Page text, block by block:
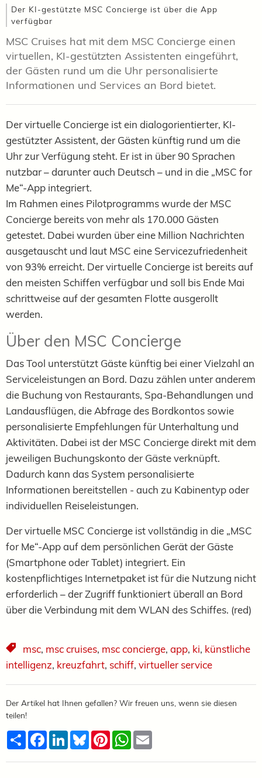
Der KI-gestützte MSC Concierge ist über die App
verfügbar
MSC Cruises hat mit dem MSC Concierge einen
virtuellen, KI-gestützten Assistenten eingeführt,
der Gästen rund um die Uhr personalisierte
Informationen und Services an Bord bietet.
Der virtuelle Concierge ist ein dialogorientierter, KI-
gestützter Assistent, der Gästen künftig rund um die
Uhr zur Verfügung steht. Er ist in über 90 Sprachen
nutzbar – darunter auch Deutsch – und in die „MSC for
Me“-App integriert.
Im Rahmen eines Pilotprogramms wurde der MSC
Concierge bereits von mehr als 170.000 Gästen
getestet. Dabei wurden über eine Million Nachrichten
ausgetauscht und laut MSC eine Servicezufriedenheit
von 93% erreicht. Der virtuelle Concierge ist bereits auf
den meisten Schiffen verfügbar und soll bis Ende Mai
schrittweise auf der gesamten Flotte ausgerollt
werden.
Über den MSC Concierge
Das Tool unterstützt Gäste künftig bei einer Vielzahl an
Serviceleistungen an Bord. Dazu zählen unter anderem
die Buchung von Restaurants, Spa-Behandlungen und
Landausflügen, die Abfrage des Bordkontos sowie
personalisierte Empfehlungen für Unterhaltung und
Aktivitäten. Dabei ist der MSC Concierge direkt mit dem
jeweiligen Buchungskonto der Gäste verknüpft.
Dadurch kann das System personalisierte
Informationen bereitstellen - auch zu Kabinentyp oder
individuellen Reiseleistungen.
Der virtuelle MSC Concierge ist vollständig in die „MSC
for Me“-App auf dem persönlichen Gerät der Gäste
(Smartphone oder Tablet) integriert. Ein
kostenpflichtiges Internetpaket ist für die Nutzung nicht
erforderlich – der Zugriff funktioniert überall an Bord
über die Verbindung mit dem WLAN des Schiffes. (red)
msc, msc cruises, msc concierge, app, ki, künstliche
intelligenz, kreuzfahrt, schiff, virtueller service
Der Artikel hat Ihnen gefallen? Wir freuen uns, wenn sie diesen
teilen!
TeilenFacebook
LinkedInBlueskyPinterestWhatsApp